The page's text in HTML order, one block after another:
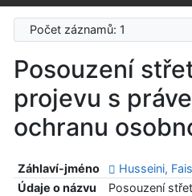
Počet záznamů: 1
Posouzení
projevu s
ochranu
Záhlaví-jméno Husseini,
Údaje o názvu
Posouzení